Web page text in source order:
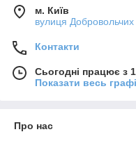
м. Київ
вулиця Добровольчих
Контакти
Сьогодні працює з
Показати весь
Про нас